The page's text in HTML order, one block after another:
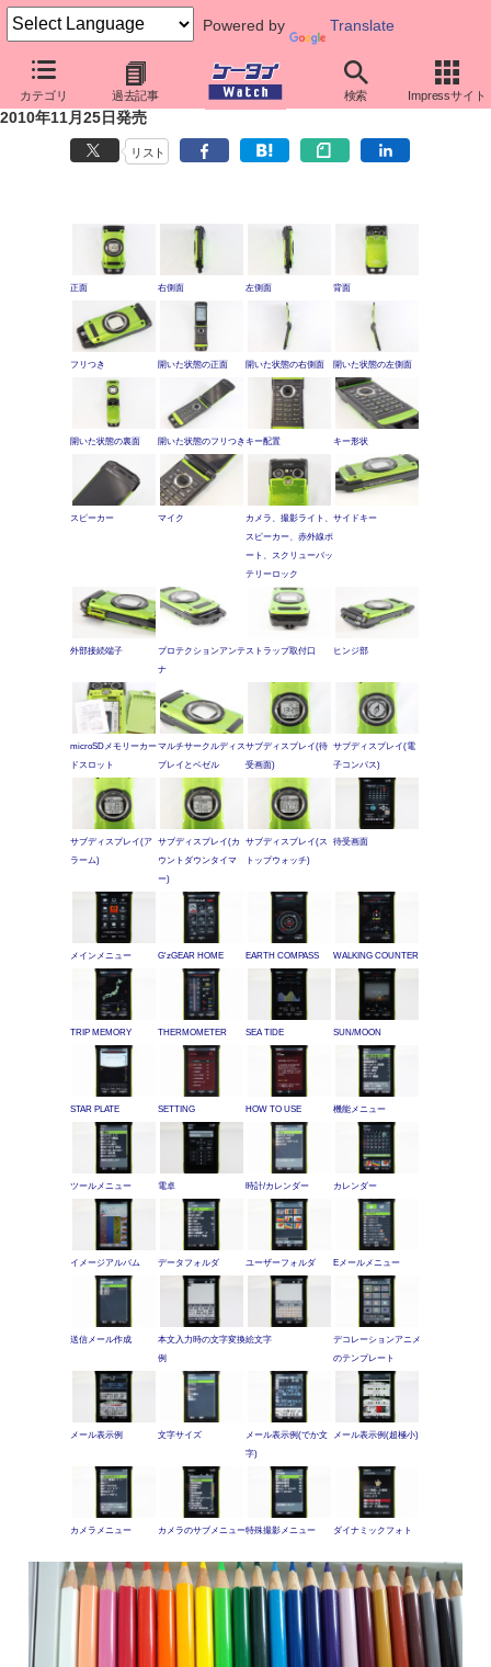
Powered by Translate
カテゴリ 過去記事 検索 Impressサイト
ケータイ新製品SHOW CASE
G'zOne TYPE-X（グリーン）
2010年11月25日発売
リスト
正面 右側面 左側面 背面
フリつき 開いた状態の正面 開いた状態の右側面 開いた状態の左側面
開いた状態の裏面 開いた状態のフリつきキー配置 キー形状
スピーカー マイク
カメラ、撮影ライト、
スピーカー、赤外線ポ
ート、スクリューバッ
テリーロック
サイドキー
外部接続端子
プロテクションアンテ
ナ
ストラップ取付口 ヒンジ部
microSDメモリーカー
ドスロット
マルチサークルディス
プレイとベゼル
サブディスプレイ(待
受画面)
サブディスプレイ(電
子コンパス)
サブディスプレイ(ア
ラーム)
サブディスプレイ(カ
ウントダウンタイマ
ー)
サブディスプレイ(ス
トップウォッチ)
待受画面
メインメニュー G'zGEAR HOME EARTH COMPASS WALKING COUNTER
TRIP MEMORY THERMOMETER SEA TIDE SUN/MOON
STAR PLATE SETTING HOW TO USE 機能メニュー
ツールメニュー 電卓 時計/カレンダー カレンダー
イメージアルバム データフォルダ ユーザーフォルダ Eメールメニュー
送信メール作成
本文入力時の文字変換
例
絵文字
デコレーションアニメ
のテンプレート
メール表示例 文字サイズ
メール表示例(でか文
字)
メール表示例(超極小)
カメラメニュー カメラのサブメニュー特殊撮影メニュー ダイナミックフォト